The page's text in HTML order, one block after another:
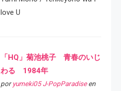
love U
「HQ」菊池桃子 青春のいじ
わる 1984年
por yumeki05 J-PopParadiseen